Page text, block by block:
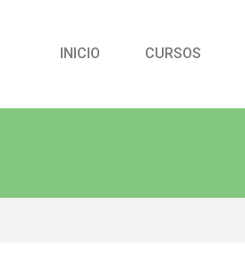
INICIO CURSOS